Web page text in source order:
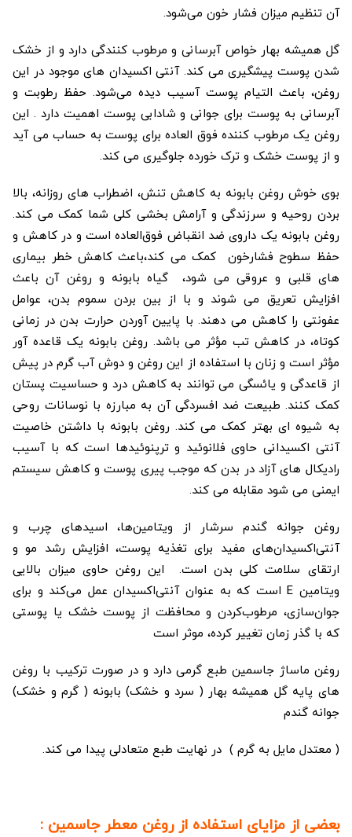
آن تنظیم میزان فشار خون می‌شود.
گل همیشه بهار خواص آبرسانی و مرطوب کنندگی دارد و از خشک
شدن پوست پیشگیری می کند. آنتی اکسیدان های موجود در این
روغن، باعث التیام پوست آسیب دیده می‌شود. حفظ رطوبت و
آبرسانی به پوست برای جوانی و شادابی پوست اهمیت دارد . این
روغن یک مرطوب کننده فوق العاده برای پوست به حساب می آید
و از پوست خشک و ترک خورده جلوگیری می کند.
بوی خوش روغن بابونه به کاهش تنش، اضطراب های روزانه، بالا
بردن روحیه و سرزندگی و آرامش بخشی کلی شما کمک می کند.
روغن بابونه یک داروی ضد انقباض فوق‌العاده است و در کاهش و
حفظ سطوح فشارخون کمک می کند،باعث کاهش خطر بیماری
های قلبی و عروقی می شود، گیاه بابونه و روغن آن باعث
افزایش تعریق می شوند و با از بین بردن سموم بدن، عوامل
عفونتی را کاهش می دهند. با پایین آوردن حرارت بدن در زمانی
کوتاه، در کاهش تب مؤثر می باشد. روغن بابونه یک قاعده آور
مؤثر است و زنان با استفاده از این روغن و دوش آب گرم در پیش
از قاعدگی و یائسگی می توانند به کاهش درد و حساسیت پستان
کمک کنند. طبیعت ضد افسردگی آن به مبارزه با نوسانات روحی
به شیوه ای بهتر کمک می کند. روغن بابونه با داشتن خاصیت
آنتی اکسیدانی حاوی فلانوئید و ترپنوئیدها است که با آسیب
رادیکال های آزاد در بدن که موجب پیری پوست و کاهش سیستم
ایمنی می شود مقابله می کند.
روغن جوانه گندم سرشار از ویتامین‌ها، اسیدهای چرب و
آنتی‌اکسیدان‌های مفید برای تغذیه پوست، افزایش رشد مو و
ارتقای سلامت کلی بدن است. این روغن حاوی میزان بالایی
ویتامین E است که به عنوان آنتی‌اکسیدان عمل می‌کند و برای
جوان‌سازی، مرطوب‌کردن و محافظت از پوست خشک یا پوستی
که با گذر زمان تغییر کرده، موثر است
روغن ماساژ جاسمین طبع گرمی دارد و در صورت ترکیب با روغن
های پایه گل همیشه بهار ( سرد و خشک) بابونه ( گرم و خشک)
جوانه گندم
( معتدل مایل به گرم ) در نهایت طبع متعادلی پیدا می کند.
بعضی از مزایای استفاده از روغن معطر جاسمین :